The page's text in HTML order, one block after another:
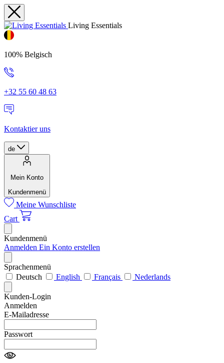
Living Essentials
100% Belgisch
+32 55 60 48 63
Kontaktier uns
de
Mein Konto
Kundenmenü
Meine Wunschliste
Cart
Kundenmenü
Anmelden Ein Konto erstellen
Sprachenmenü
Deutsch
English Français Nederlands
Kunden-Login
Anmelden
E-Mailadresse
Passwort